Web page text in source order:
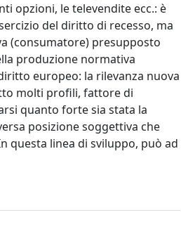
opzioni, le televendite ecc.: è
del diritto di recesso, ma
(consumatore) presupposto
produzione normativa
europeo: la rilevanza nuova
molti profili, fattore di
quanto forte sia stata la
posizione soggettiva che
questa linea di sviluppo, può ad